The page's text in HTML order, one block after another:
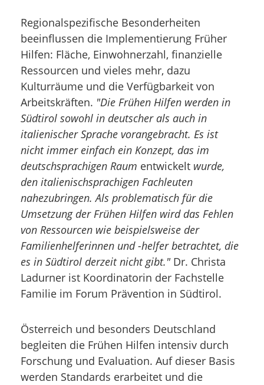
Regionalspezifische Besonderheiten
beeinflussen die Implementierung Früher
Hilfen: Fläche, Einwohnerzahl, finanzielle
Ressourcen und vieles mehr, dazu
Kulturräume und die Verfügbarkeit von
Arbeitskräften. "Die Frühen Hilfen werden in
Südtirol sowohl in deutscher als auch in
italienischer Sprache vorangebracht. Es ist
nicht immer einfach ein Konzept, das im
deutschsprachigen Raum entwickelt wurde,
den italienischsprachigen Fachleuten
nahezubringen. Als problematisch für die
Umsetzung der Frühen Hilfen wird das Fehlen
von Ressourcen wie beispielsweise der
Familienhelferinnen und -helfer betrachtet, die
es in Südtirol derzeit nicht gibt." Dr. Christa
Ladurner ist Koordinatorin der Fachstelle
Familie im Forum Prävention in Südtirol.
Österreich und besonders Deutschland
begleiten die Frühen Hilfen intensiv durch
Forschung und Evaluation. Auf dieser Basis
werden Standards erarbeitet und die